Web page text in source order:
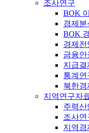
조사연구
BOK
경제분
BOK
경제전
금융안
지급결
통계연
북한경
지역연구자
주력산
조사연
지역경